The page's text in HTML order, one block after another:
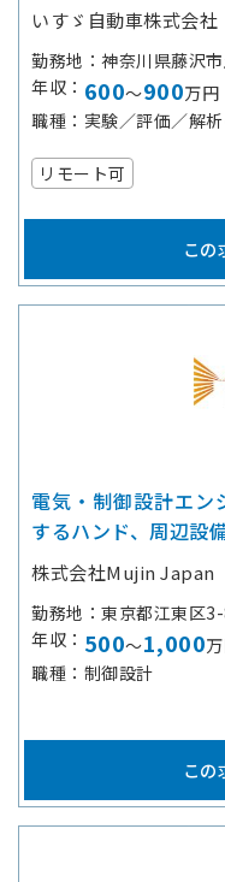
いすゞ自動車株式会社
勤務地
神奈川県藤沢
年収
600～900万円
職種
実験／評価／解
リモート可
この
電気・制御設計エン
するハンド、周辺設
株式会社Mujin Japan
勤務地
東京都江東区
年収
500～1,000
職種
制御設計
この